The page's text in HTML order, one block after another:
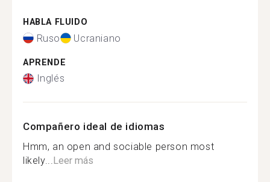
HABLA FLUIDO
Ruso Ucraniano
APRENDE
Inglés
Compañero ideal de idiomas
Hmm, an open and sociable person most
likely...Leer más